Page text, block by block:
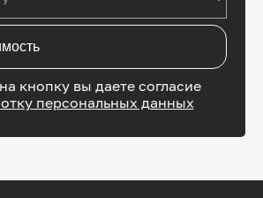
кнопку вы даете согласие
персональных данных